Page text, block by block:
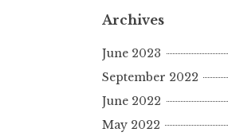
Archives
June 2023
September 2022
June 2022
May 2022